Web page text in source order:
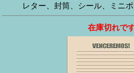
レター、封筒、シール、ミニ
在庫切れで